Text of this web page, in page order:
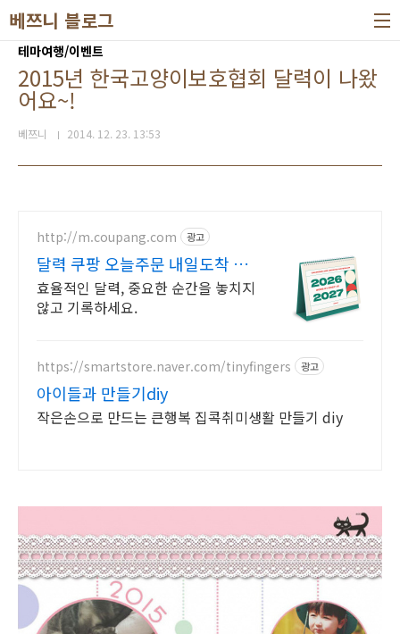
베쯔니 블로그
테마여행/이벤트
2015년 한국고양이보호협회 달력이 나왔
어요~!
베쯔니 2014. 12. 23. 13:53
http://m.coupang.com 광고
달력 쿠팡 오늘주문 내일도착 로
켓배송
효율적인 달력, 중요한 순간을 놓치지
않고 기록하세요.
https://smartstore.naver.com/tinyfingers 광고
아이들과 만들기diy
작은손으로 만드는 큰행복 집콕취미생활 만들기 diy